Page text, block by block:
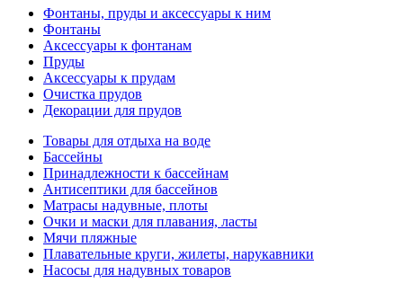
Фонтаны, пруды и аксессуары к ним
Фонтаны
Аксессуары к фонтанам
Пруды
Аксессуары к прудам
Очистка прудов
Декорации для прудов
Товары для отдыха на воде
Бассейны
Принадлежности к бассейнам
Антисептики для бассейнов
Матраcы надувные, плоты
Очки и маски для плавания, ласты
Мячи пляжные
Плавательные круги, жилеты, нарукавники
Насосы для надувных товаров